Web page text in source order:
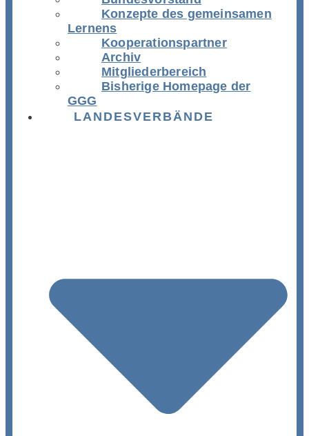
Konzepte des gemeinsamen
Lernens
Kooperationspartner
Archiv
Mitgliederbereich
Bisherige Homepage der
GGG
LANDESVERBÄNDE